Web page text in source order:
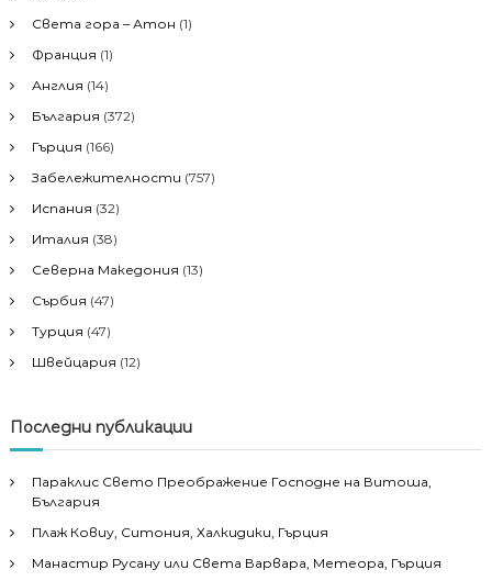
Света гора – Атон (1)
Франция (1)
Англия (14)
България (372)
Гърция (166)
Забележителности (757)
Испания (32)
Италия (38)
Северна Македония (13)
Сърбия (47)
Турция (47)
Швейцария (12)
Последни публикации
Параклис Свето Преображение Господне на Витоша,
България
Плаж Ковиу, Ситония, Халкидики, Гърция
Манастир Русану или Света Варвара, Метеора, Гърция